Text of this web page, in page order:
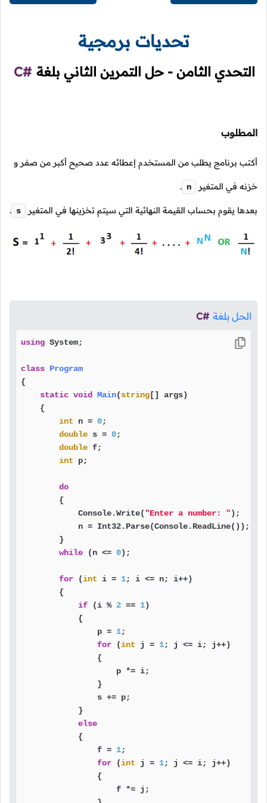
تحديات برمجية
التحدي الثامن - حل التمرين الثاني بلغة C#
المطلوب
أكتب برنامج يطلب من المستخدم إعطائه عدد صحيح أكبر من صفر و
خزنه في المتغير n
.
بعدها يقوم بحساب القيمة النهائية التي سيتم تخزينها في المتغير s
.
الحل بلغة C#
using System;
class Program
{
static void Main(string [] args)
    {
int n = 0;
double s = 0;
double f;
int p;
do
        {
            Console.Write(
"Enter a number: ");
            n = Int32.Parse(Console.ReadLine());
        }
while (n <= 0);
for (int i = 1; i <= n; i++)
        {
if (i % 2 == 1)
            {
                p =
1;
for (int j = 1; j <= i; j++)
                {
                    p *= i;
                }
                s += p;
            }
else
            {
                f =
1;
for (int j = 1; j <= i; j++)
                {
                    f *= j;